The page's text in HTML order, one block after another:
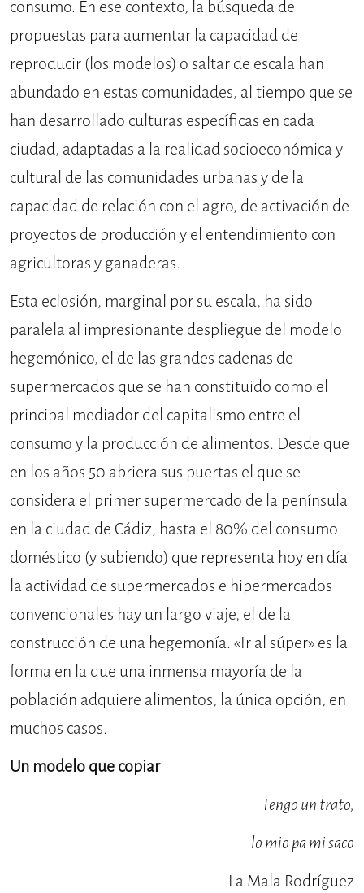
consumo. En ese contexto, la búsqueda de
propuestas para aumentar la capacidad de
reproducir (los modelos) o saltar de escala han
abundado en estas comunidades, al tiempo que se
han desarrollado culturas específicas en cada
ciudad, adaptadas a la realidad socioeconómica y
cultural de las comunidades urbanas y de la
capacidad de relación con el agro, de activación de
proyectos de producción y el entendimiento con
agricultoras y ganaderas.
Esta eclosión, marginal por su escala, ha sido
paralela al impresionante despliegue del modelo
hegemónico, el de las grandes cadenas de
supermercados que se han constituido como el
principal mediador del capitalismo entre el
consumo y la producción de alimentos. Desde que
en los años 50 abriera sus puertas el que se
considera el primer supermercado de la península
en la ciudad de Cádiz, hasta el 80% del consumo
doméstico (y subiendo) que representa hoy en día
la actividad de supermercados e hipermercados
convencionales hay un largo viaje, el de la
construcción de una hegemonía. «Ir al súper» es la
forma en la que una inmensa mayoría de la
población adquiere alimentos, la única opción, en
muchos casos.
Un modelo que copiar
Tengo un trato,
lo mio pa mi saco
La Mala Rodríguez